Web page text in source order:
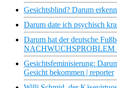
Gesichtsblind? Darum
Darum date ich psychisch
Darum hat der deutsche
NACHWUCHSPROBLEM
Gesichtsfeminisierung:
Gesicht bekommen | reporter